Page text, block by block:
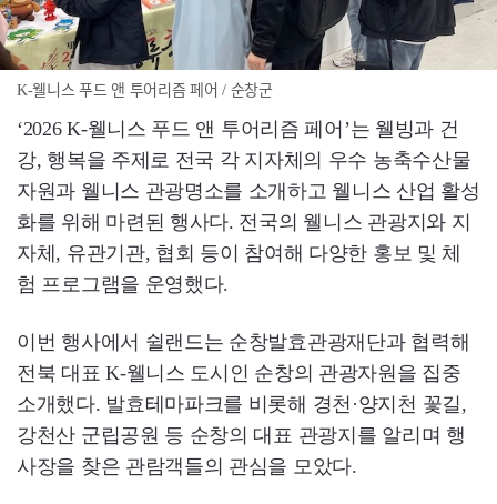
K-웰니스 푸드 앤 투어리즘 페어 / 순창군
‘2026 K-웰니스 푸드 앤 투어리즘 페어’는 웰빙과 건
강, 행복을 주제로 전국 각 지자체의 우수 농축수산물
자원과 웰니스 관광명소를 소개하고 웰니스 산업 활성
화를 위해 마련된 행사다. 전국의 웰니스 관광지와 지
자체, 유관기관, 협회 등이 참여해 다양한 홍보 및 체
험 프로그램을 운영했다.
이번 행사에서 쉴랜드는 순창발효관광재단과 협력해
전북 대표 K-웰니스 도시인 순창의 관광자원을 집중
소개했다. 발효테마파크를 비롯해 경천·양지천 꽃길,
강천산 군립공원 등 순창의 대표 관광지를 알리며 행
사장을 찾은 관람객들의 관심을 모았다.